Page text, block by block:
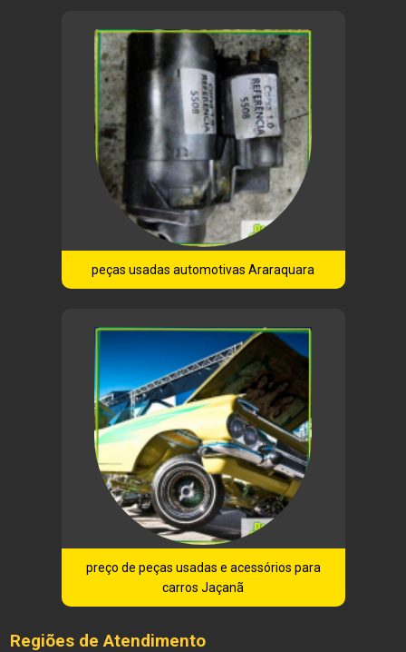
peças usadas automotivas Araraquara
preço de peças usadas e acessórios para
carros Jaçanã
Regiões de Atendimento